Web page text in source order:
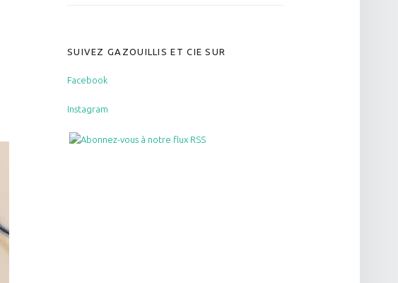
SUIVEZ GAZOUILLIS ET CIE SUR
Facebook
Instagram